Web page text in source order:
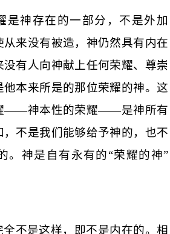
是神存在的一部分，不是外加
从来没有被造，神仍然具有内在
没有人向神献上任何荣耀、尊崇
本来所是的那位荣耀的神。这
——神本性的荣耀——是神所有
，不是我们能够给予神的，也不
。神是自有永有的“荣耀的神”
全不是这样，即不是内在的。相